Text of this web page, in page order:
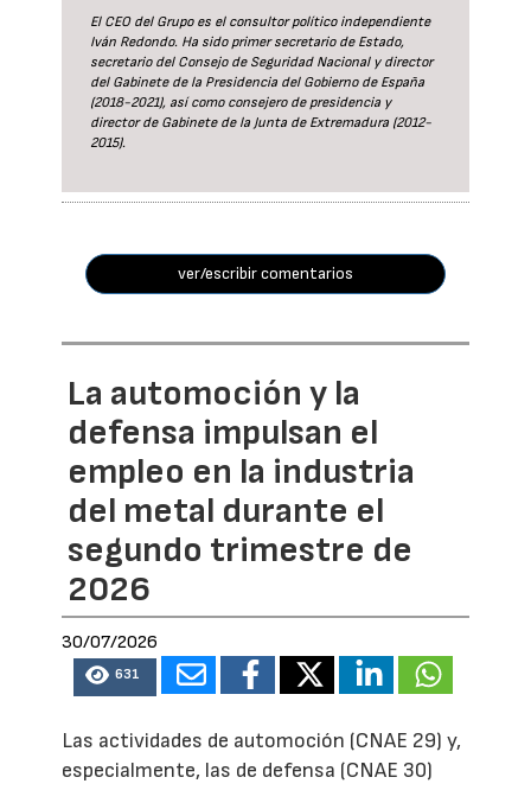
El CEO del Grupo es el consultor político independiente
Iván Redondo. Ha sido primer secretario de Estado,
secretario del Consejo de Seguridad Nacional y director
del Gabinete de la Presidencia del Gobierno de España
(2018-2021), así como consejero de presidencia y
director de Gabinete de la Junta de Extremadura (2012-
2015).
ver/escribir comentarios
La automoción y la
defensa impulsan el
empleo en la industria
del metal durante el
segundo trimestre de
2026
30/07/2026
631
Las actividades de automoción (CNAE 29) y,
especialmente, las de defensa (CNAE 30)